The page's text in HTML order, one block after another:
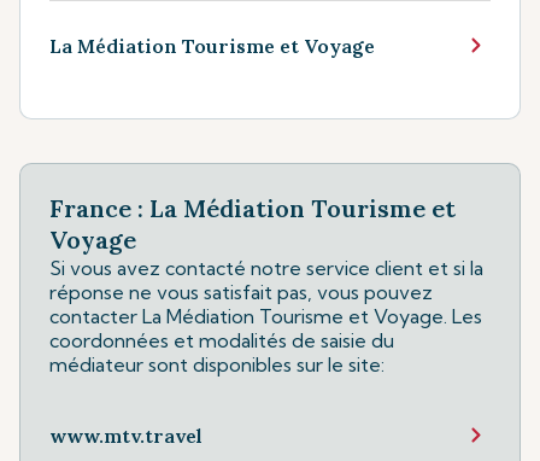
La Médiation Tourisme et Voyage
France : La Médiation Tourisme et
Voyage
Si vous avez contacté notre service client et si la
réponse ne vous satisfait pas, vous pouvez
contacter La Médiation Tourisme et Voyage. Les
coordonnées et modalités de saisie du
médiateur sont disponibles sur le site:
www.mtv.travel